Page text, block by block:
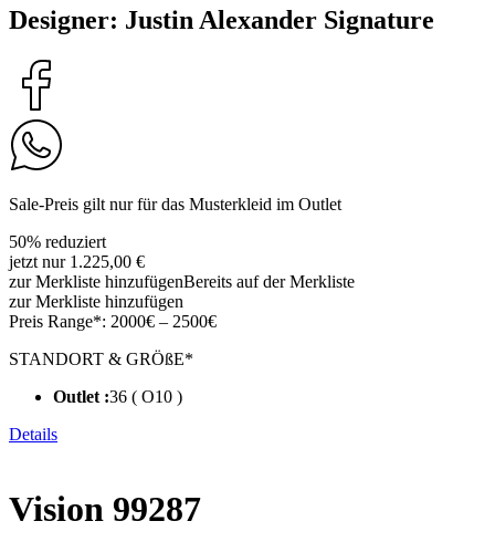
Designer: Justin Alexander Signature
Sale-Preis gilt nur für das Musterkleid im Outlet
50% reduziert
jetzt nur 1.225,00 €
zur Merkliste hinzufügenBereits auf der Merkliste
zur Merkliste hinzufügen
Preis Range*: 2000€ – 2500€
STANDORT & GRÖßE*
Outlet :36 ( O10 )
Details
Vision 99287